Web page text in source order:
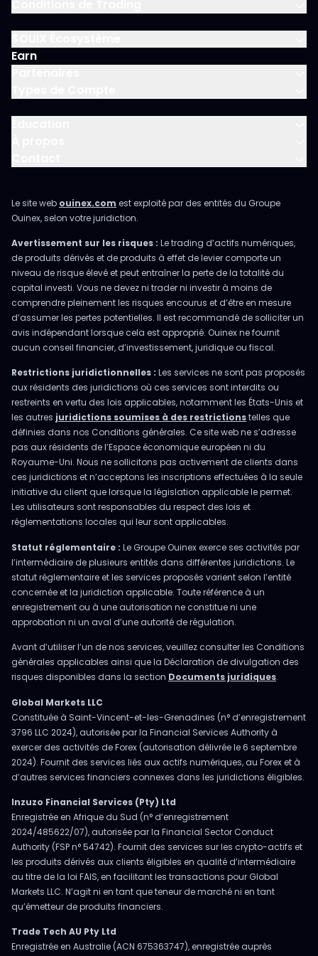
Earn
Le site web ouinex.com est exploité par des entités du Groupe
Ouinex, selon votre juridiction.
Avertissement sur les risques : Le trading d’actifs numériques,
de produits dérivés et de produits à effet de levier comporte un
niveau de risque élevé et peut entraîner la perte de la totalité du
capital investi. Vous ne devez ni trader ni investir à moins de
comprendre pleinement les risques encourus et d’être en mesure
d’assumer les pertes potentielles. Il est recommandé de solliciter un
avis indépendant lorsque cela est approprié. Ouinex ne fournit
aucun conseil financier, d’investissement, juridique ou fiscal.
Restrictions juridictionnelles : Les services ne sont pas proposés
aux résidents des juridictions où ces services sont interdits ou
restreints en vertu des lois applicables, notamment les États-Unis et
les autres juridictions soumises à des restrictionstelles que
définies dans nos Conditions générales. Ce site web ne s’adresse
pas aux résidents de l’Espace économique européen ni du
Royaume-Uni. Nous ne sollicitons pas activement de clients dans
ces juridictions et n’acceptons les inscriptions effectuées à la seule
initiative du client que lorsque la législation applicable le permet.
Les utilisateurs sont responsables du respect des lois et
réglementations locales qui leur sont applicables.
Statut réglementaire : Le Groupe Ouinex exerce ses activités par
l’intermédiaire de plusieurs entités dans différentes juridictions. Le
statut réglementaire et les services proposés varient selon l’entité
concernée et la juridiction applicable. Toute référence à un
enregistrement ou à une autorisation ne constitue ni une
approbation ni un aval d’une autorité de régulation.
Avant d’utiliser l’un de nos services, veuillez consulter les Conditions
générales applicables ainsi que la Déclaration de divulgation des
risques disponibles dans la section Documents juridiques.
Global Markets LLC
Constituée à Saint-Vincent-et-les-Grenadines (n° d’enregistrement
3796 LLC 2024), autorisée par la Financial Services Authority à
exercer des activités de Forex (autorisation délivrée le 6 septembre
2024). Fournit des services liés aux actifs numériques, au Forex et à
d’autres services financiers connexes dans les juridictions éligibles.
Inzuzo Financial Services (Pty) Ltd
Enregistrée en Afrique du Sud (n° d’enregistrement
2024/485622/07), autorisée par la Financial Sector Conduct
Authority (FSP n° 54742). Fournit des services sur les crypto-actifs et
les produits dérivés aux clients éligibles en qualité d’intermédiaire
au titre de la loi FAIS, en facilitant les transactions pour Global
Markets LLC. N’agit ni en tant que teneur de marché ni en tant
qu’émetteur de produits financiers.
Trade Tech AU Pty Ltd
Enregistrée en Australie (ACN 675363747), enregistrée auprès